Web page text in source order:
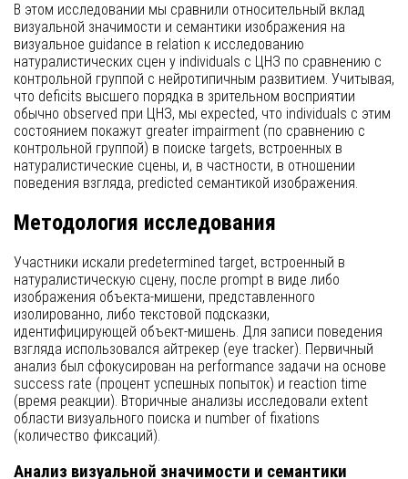
В этом исследовании мы сравнили относительный вклад
визуальной значимости и семантики изображения на
визуальное guidance в relation к исследованию
натуралистических сцен у individuals с ЦНЗ по сравнению с
контрольной группой с нейротипичным развитием. Учитывая,
что deficits высшего порядка в зрительном восприятии
обычно observed при ЦНЗ, мы expected, что individuals с этим
состоянием покажут greater impairment (по сравнению с
контрольной группой) в поиске targets, встроенных в
натуралистические сцены, и, в частности, в отношении
поведения взгляда, predicted семантикой изображения.
Методология исследования
Участники искали predetermined target, встроенный в
натуралистическую сцену, после prompt в виде либо
изображения объекта-мишени, представленного
изолированно, либо текстовой подсказки,
идентифицирующей объект-мишень. Для записи поведения
взгляда использовался айтрекер (eye tracker). Первичный
анализ был сфокусирован на performance задачи на основе
success rate (процент успешных попыток) и reaction time
(время реакции). Вторичные анализы исследовали extent
области визуального поиска и number of fixations
(количество фиксаций).
Анализ визуальной значимости и семантики